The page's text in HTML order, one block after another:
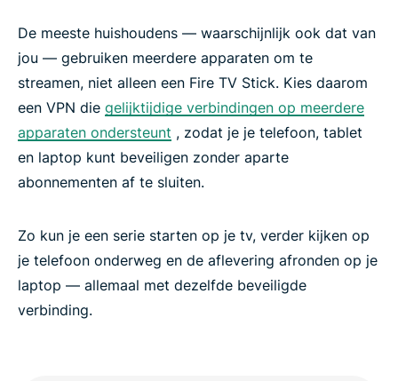
De meeste huishoudens — waarschijnlijk ook dat van
jou — gebruiken meerdere apparaten om te
streamen, niet alleen een Fire TV Stick. Kies daarom
een VPN die gelijktijdige verbindingen op meerdere
apparaten ondersteunt , zodat je je telefoon, tablet
en laptop kunt beveiligen zonder aparte
abonnementen af te sluiten.
Zo kun je een serie starten op je tv, verder kijken op
je telefoon onderweg en de aflevering afronden op je
laptop — allemaal met dezelfde beveiligde
verbinding.